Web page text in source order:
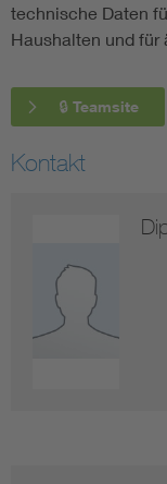
DIN VDE 0100
technische Daten
Haushalten und für
🔒 Teamsite
Kontakt